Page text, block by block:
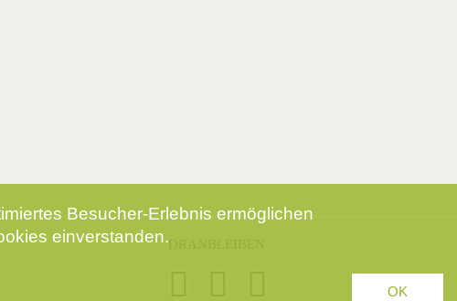
Besucher-Erlebnis ermöglichen
einverstanden.
OK